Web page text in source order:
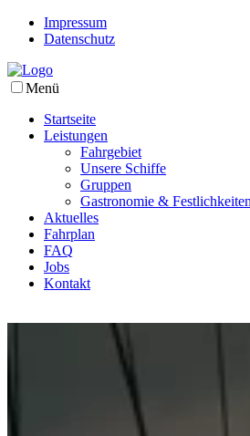
Impressum
Datenschutz
Menü
Startseite
Leistungen
Fahrgebiet
Unsere Schiffe
Gruppen
Gastronomie & Festlichkeiten
Aktuelles
Fahrplan
FAQ
Jobs
Kontakt